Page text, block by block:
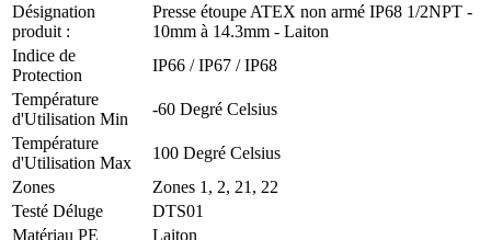
Désignation
produit :
Presse étoupe ATEX non armé IP68 1/2NPT -
10mm à 14.3mm - Laiton
Indice de
Protection
IP66 / IP67 / IP68
Température
d'Utilisation Min
-60 Degré Celsius
Température
d'Utilisation Max
100 Degré Celsius
Zones
Zones 1, 2, 21, 22
Testé Déluge
DTS01
Matériau PE
Laiton